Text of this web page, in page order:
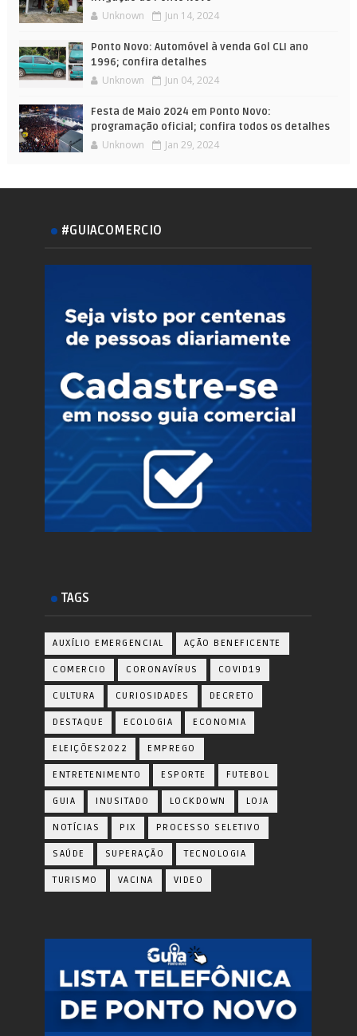
Unknown Jun 14, 2024
Ponto Novo: Automóvel à venda Gol CLI ano
1996; confira detalhes
Unknown Jun 04, 2024
Festa de Maio 2024 em Ponto Novo:
programação oficial; confira todos os detalhes
Unknown Jan 29, 2024
#GUIACOMERCIO
TAGS
AUXÍLIO EMERGENCIAL AÇÃO BENEFICENTE
COMERCIO CORONAVÍRUS COVID19
CULTURA CURIOSIDADES DECRETO
DESTAQUE ECOLOGIA ECONOMIA
ELEIÇÕES2022 EMPREGO
ENTRETENIMENTO ESPORTE FUTEBOL
GUIA INUSITADO LOCKDOWN LOJA
NOTÍCIAS PIX PROCESSO SELETIVO
SAÚDE SUPERAÇÃO TECNOLOGIA
TURISMO VACINA VIDEO